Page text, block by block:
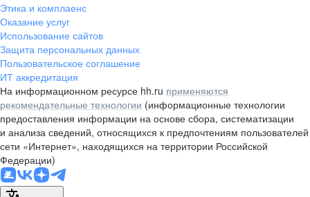
СОВРЕМЕННЫЕ ТЕХНОЛОГИИ
И ИННОВАЦИИ
Актуальные продукты и сервисы, которыми
пользуются миллионы
Достигайте результата,
о комфорте позаботимся мы
Входим в топ-3 лучших работодателей среди
О жизни наших команд, событиях и проектах для начинающих
читай на сайте gazprombank.tech.
Этика и комплаенс
Оказание услуг
Использование сайтов
Защита персональных данных
Пользовательское соглашение
ИТ аккредитация
На информационном ресурсе hh.ru применяются
рекомендательные технологии (информационные технологии
предоставления информации на основе сбора, систематизации
и анализа сведений, относящихся к предпочтениям пользователей
сети «Интернет», находящихся на территории Российской
Федерации)